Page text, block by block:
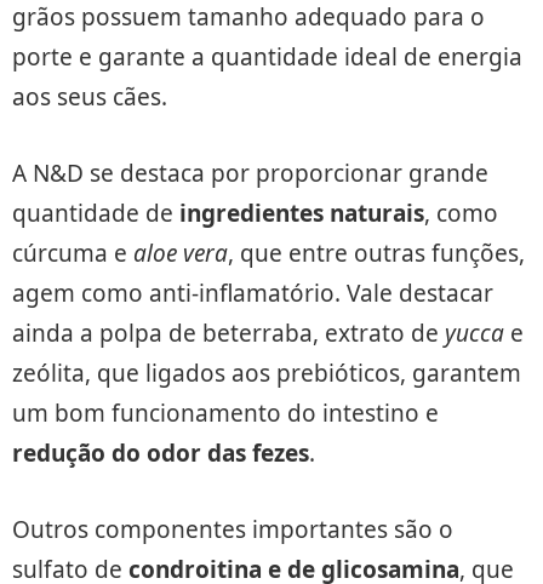
grãos possuem tamanho adequado para o
porte e garante a quantidade ideal de energia
aos seus cães.
A N&D se destaca por proporcionar grande
quantidade de ingredientes naturais, como
cúrcuma e aloe vera, que entre outras funções,
agem como anti-inflamatório. Vale destacar
ainda a polpa de beterraba, extrato de yucca e
zeólita, que ligados aos prebióticos, garantem
um bom funcionamento do intestino e
redução do odor das fezes.
Outros componentes importantes são o
sulfato de condroitina e de glicosamina, que